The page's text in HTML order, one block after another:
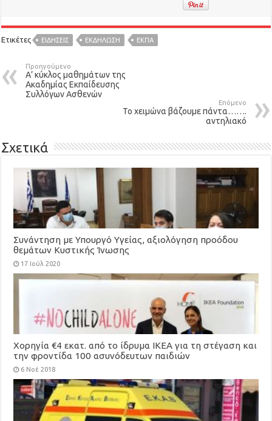
Ετικέτες ΕΙΔΉΣΕΙΣ ΕΚΔΉΛΩΣΗ ΕΚΠΑ
Προηγούμενο
Α’ κύκλος μαθημάτων της
Ακαδημίας Εκπαίδευσης
Συλλόγων Ασθενών
Επόμενο
Το χειμώνα βάζουμε πάντα…….
αντηλιακό
Σχετικά
Συνάντηση με Υπουργό Υγείας, αξιολόγηση προόδου
θεμάτων Κυστικής Ίνωσης
17 Ιούλ 2020
Χορηγία €4 εκατ. από το ίδρυμα ΙΚΕΑ για τη στέγαση και
την φροντίδα 100 ασυνόδευτων παιδιών
6 Νοέ 2018